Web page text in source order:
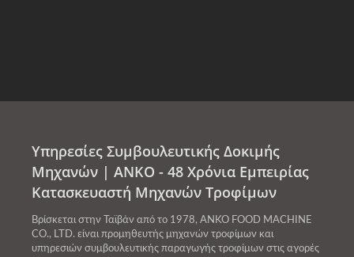
Υπηρεσίες Συμβουλευτικής Δοκιμής
Μηχανών | ANKO - 48 Χρόνια Εμπειρίας
Κατασκευαστή Μηχανών Τροφίμων
Βρίσκεται στην Ταϊβάν από το 1978, ANKO FOOD MACHINE
CO., LTD. είναι προμηθευτής μηχανών τροφίμων και
υπηρεσιών συμβουλευτικής παραγωγής τροφίμων στις αγορές